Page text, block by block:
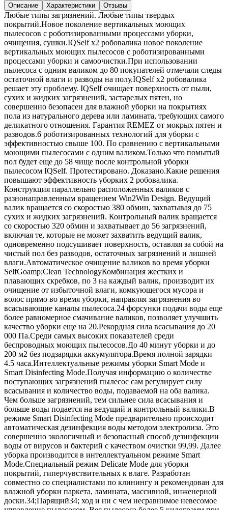
Описание Характеристики Отзывы
Любые типы загрязнений. Любые типы твердых
покрытий.Новое поколение вертикальных моющих
пылесосов с роботизированными процессами уборки,
очищения, сушки.IQSelf x2 робовалика новое поколение
вертикальных моющих пылесосов с роботизированными
процессами уборки и самоочистки.При использовании
пылесоса с одним валиком до 80 покупателей отмечали следы
остаточной влаги и разводы на полу.IQSelf x2 робовалика
решает эту проблему. IQSelf очищает поверхность от пыли,
сухих и жидких загрязнений, застарелых пятен, но
совершенно безопасен для влажной уборки на покрытиях
пола из натурального дерева или ламината, требующих самого
деликатного отношения. Гарантия REMEZ от мокрых пятен и
разводов.6 роботизированных технологий для уборки с
эффективностью свыше 100. По сравнению с вертикальными
моющими пылесосами с одним валиком.Только что помытый
пол будет еще до 58 чище после контрольной уборки
пылесосом IQSelf. Протестировано. Доказано.Какие решения
повышают эффективность уборких 2 робовалика.
Конструкция параллельно расположенных валиков с
разнонаправленным вращением Win2Win Design. Ведущий
валик вращается со скоростью 380 обмин, захватывая до 75
сухих и жидких загрязнений. Контрольный валик вращается
со скоростью 320 обмин и захватывает до 56 загрязнений,
включая те, которые не может захватить ведущий валик,
одновременно подсушивает поверхность, оставляя за собой на
чистый пол без разводов, остаточных загрязнений и лишней
влаги.Автоматическое очищение валиков во время уборки
SelfGoamp;Clean TechnologyКомбинация жестких и
плавающих скребков, по 3 на каждый валик, производит их
очищение от избыточной влаги, комкующегося мусора и
волос прямо во время уборки, направляя загрязнения во
всасывающие каналы пылесоса.24 форсунки подачи воды еще
более равномерное смачивание валиков, позволяет улучшить
качество уборки еще на 20.Рекордная сила всасывания до 20
000 Па.Среди самых высоких показателей среди
беспроводных моющих пылесосов.До 40 минут уборки и до
200 м2 без подзарядки аккумулятора.Время полной зарядки
4.5 часа.Интеллектуальные режимы уборки Smart Mode и
Smart Disinfecting Mode.Получая информацию о количестве
поступающих загрязнений пылесос сам регулирует силу
всасывания и количество воды, подаваемой на оба валика.
Чем больше загрязнений, тем сильнее сила всасывания и
больше воды подается на ведущий и контрольный валики.В
режиме Smart Disinfecting Mode предварительно происходит
автоматическая дезинфекция воды методом электролиза. Это
совершенно экологичный и безопасный способ дезинфекции
воды от вирусов и бактерий с качеством очистки 99,99. Далее
уборка производится в интеллектуальном режиме Smart
Mode.Специальный режим Delicate Mode для уборки
покрытий, гиперчувствительных к влаге. Разработан
совместно со специалистами по клинингу и рекомендован для
влажной уборки паркета, ламината, массивной, инженерной
доски.34;Парящий34; ход и ни с чем несравнимое невесомое